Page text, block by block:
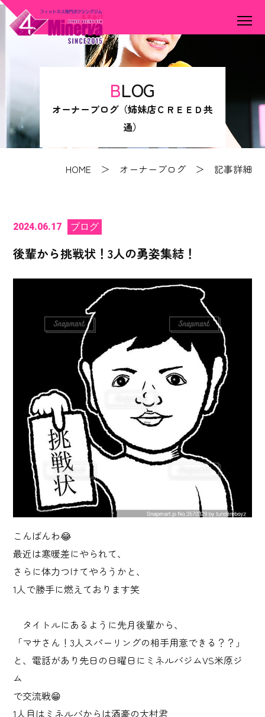
BLOG
オーナーブログ（姉妹店ＣＲＥＥＤ共
通）
HOME ＞ オーナーブログ＞ 記事詳細
2024.06.17 ブログ
後輩から挑戦状！3人の勇姿集結！
こんばんわ😂
最近は寒暖差にやられて、
さらに体力つけてやろうかと、
1人で勝手に燃えております笑
タイトルにあるように先月後輩から、
「マサさん！3人スパーリングの相手用意できる？？」
と、電話があり先日の日曜日にミネルバジムVS米原ジ
ム
で交流戦😁
1人目はミネルバからは酒豪の大村君